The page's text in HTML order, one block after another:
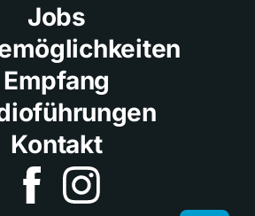
Jobs
Empfang
Kontakt